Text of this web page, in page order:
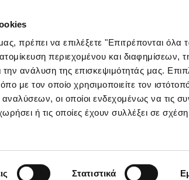
πρέπει να επιλέξετε "Επιτρέπονται όλα
περιεχομένου και διαφημίσεων,
ανάλυση της επισκεψιμότητάς μας.
με τον οποίο χρησιμοποιείτε τον
οι οποίοι ενδεχομένως να τις
ή τις οποίες έχουν συλλέξει σε
Στατιστικά